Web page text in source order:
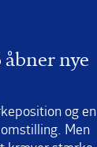
nye
og en
Men